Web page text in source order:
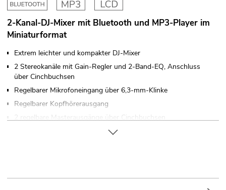
2-Kanal-DJ-Mixer mit Bluetooth und MP3-Player im
Miniaturformat
Extrem leichter und kompakter DJ-Mixer
2 Stereokanäle mit Gain-Regler und 2-Band-EQ, Anschluss
über Cinchbuchsen
Regelbarer Mikrofoneingang über 6,3-mm-Klinke
Regelbarer Kopfhörerausgang
2 regelbare Masterausgänge über Cinchbuchsen